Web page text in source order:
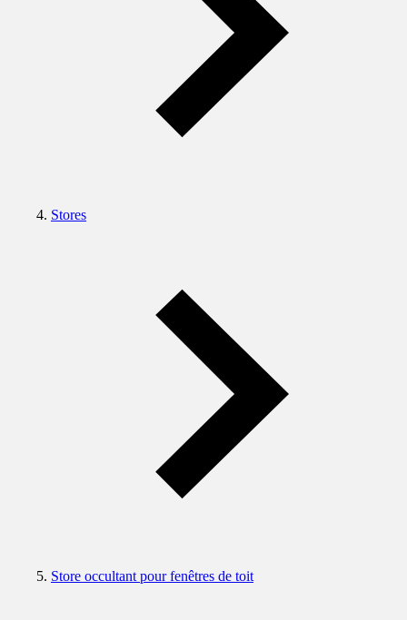
Stores
Store occultant pour fenêtres de toit